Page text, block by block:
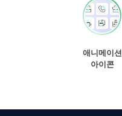
애니메이션
아이콘